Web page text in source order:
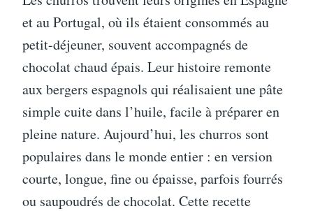
et au Portugal, où ils étaient consommés au
petit-déjeuner, souvent accompagnés de
chocolat chaud épais. Leur histoire remonte
aux bergers espagnols qui réalisaient une pâte
simple cuite dans l’huile, facile à préparer en
pleine nature. Aujourd’hui, les churros sont
populaires dans le monde entier : en version
courte, longue, fine ou épaisse, parfois fourrés
ou saupoudrés de chocolat. Cette recette